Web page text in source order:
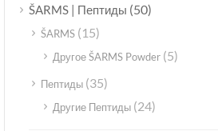
ŠARMS | Пептиды (50)
ŠARMS (15)
Другое ŠARMS Powder (5)
Пептиды (35)
Другие Пептиды (24)